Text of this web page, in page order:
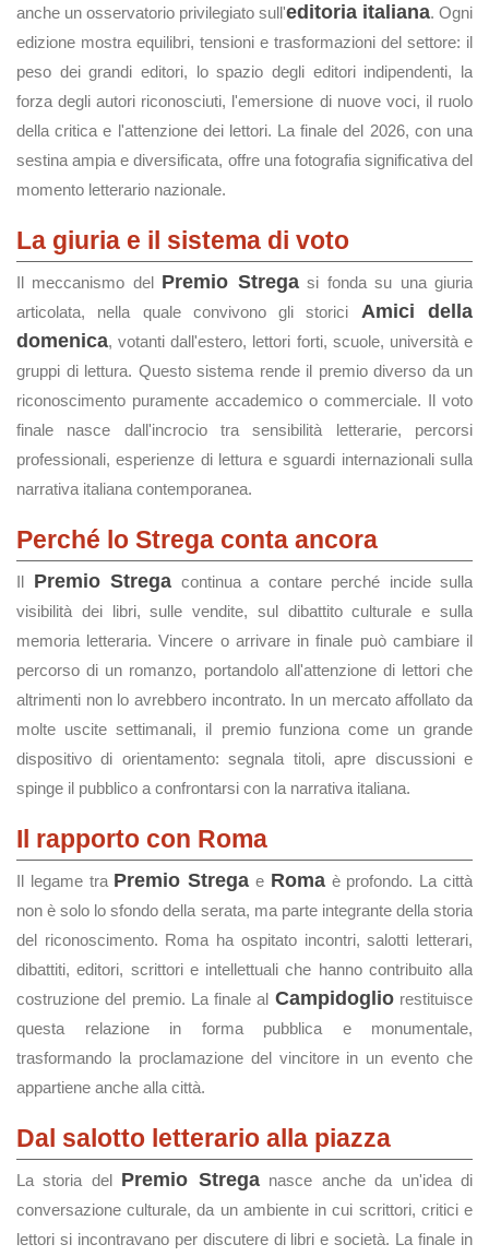
anche un osservatorio privilegiato sull'editoria italiana. Ogni
edizione mostra equilibri, tensioni e trasformazioni del settore: il
peso dei grandi editori, lo spazio degli editori indipendenti, la
forza degli autori riconosciuti, l'emersione di nuove voci, il ruolo
della critica e l'attenzione dei lettori. La finale del 2026, con una
sestina ampia e diversificata, offre una fotografia significativa del
momento letterario nazionale.
La giuria e il sistema di voto
Il meccanismo del Premio Stregasi fonda su una giuria
articolata, nella quale convivono gli storici Amici della
domenica, votanti dall'estero, lettori forti, scuole, università e
gruppi di lettura. Questo sistema rende il premio diverso da un
riconoscimento puramente accademico o commerciale. Il voto
finale nasce dall'incrocio tra sensibilità letterarie, percorsi
professionali, esperienze di lettura e sguardi internazionali sulla
narrativa italiana contemporanea.
Perché lo Strega conta ancora
Il Premio Strega continua a contare perché incide sulla
visibilità dei libri, sulle vendite, sul dibattito culturale e sulla
memoria letteraria. Vincere o arrivare in finale può cambiare il
percorso di un romanzo, portandolo all'attenzione di lettori che
altrimenti non lo avrebbero incontrato. In un mercato affollato da
molte uscite settimanali, il premio funziona come un grande
dispositivo di orientamento: segnala titoli, apre discussioni e
spinge il pubblico a confrontarsi con la narrativa italiana.
Il rapporto con Roma
Il legame tra Premio Strega e Romaè profondo. La città
non è solo lo sfondo della serata, ma parte integrante della storia
del riconoscimento. Roma ha ospitato incontri, salotti letterari,
dibattiti, editori, scrittori e intellettuali che hanno contribuito alla
costruzione del premio. La finale al Campidogliorestituisce
questa relazione in forma pubblica e monumentale,
trasformando la proclamazione del vincitore in un evento che
appartiene anche alla città.
Dal salotto letterario alla piazza
La storia del Premio Streganasce anche da un'idea di
conversazione culturale, da un ambiente in cui scrittori, critici e
lettori si incontravano per discutere di libri e società. La finale in